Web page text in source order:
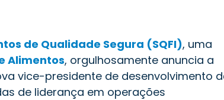
de Qualidade Segura (SQFI), uma
Alimentos, orgulhosamente anuncia a
vice-presidente de desenvolvimento
de liderança em operações